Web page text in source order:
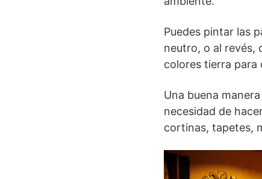
Puedes pintar las
neutro, o al revés,
colores tierra para
Una buena
necesidad de
cortinas, tapetes,